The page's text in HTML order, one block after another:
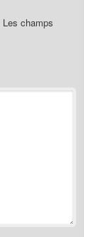
Les champs